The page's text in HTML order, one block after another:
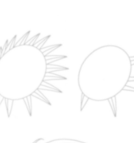
Nutrição